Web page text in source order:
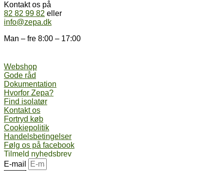
Kontakt os på
82 82 99 82 eller
info@zepa.dk
Man – fre 8:00 – 17:00
Webshop
Gode råd
Dokumentation
Hvorfor Zepa?
Find isolatør
Kontakt os
Fortryd køb
Cookiepolitik
Handelsbetingelser
Følg os på facebook
Tilmeld nyhedsbrev
E-mail